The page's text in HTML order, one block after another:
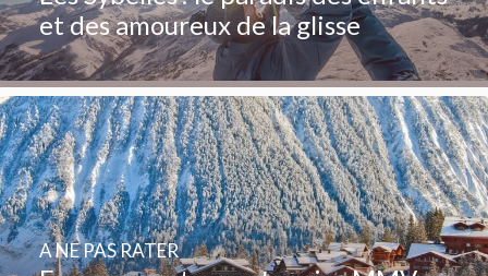
et des amoureux de la glisse
A NE PAS RATER